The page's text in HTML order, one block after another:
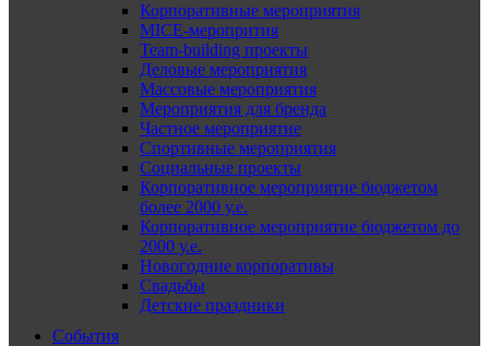
Корпоративные мероприятия
MICE-меропрития
Team-building проекты
Деловые мероприятия
Массовые мероприятия
Мероприятия для бренда
Частное мероприятие
Спортивные мероприятия
Социальные проекты
Корпоративное мероприятие бюджетом
более 2000 у.е.
Корпоративное мероприятие бюджетом до
2000 у.е.
Новогодние корпоративы
Свадьбы
Детские праздники
События